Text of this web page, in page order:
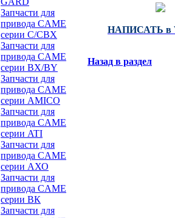
Запчасти для
привода CAME
серии C/СВХ
Запчасти для
привода CAME
серии ВХ/ВY
Запчасти для
привода CAME
серии AMICO
Запчасти для
привода CAME
серии ATI
Запчасти для
привода CAME
серии АХО
Запчасти для
привода CAME
серии ВК
Запчасти для
НАПИСАТЬ в
Назад в раздел